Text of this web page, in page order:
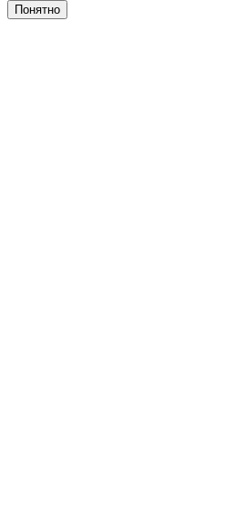
Понятно